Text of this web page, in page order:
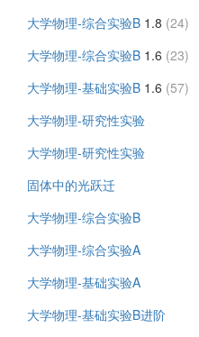
大学物理-综合实验B 1.8 (24)
大学物理-综合实验B 1.6 (23)
大学物理-基础实验B 1.6 (57)
大学物理-研究性实验
大学物理-研究性实验
固体中的光跃迁
大学物理-综合实验B
大学物理-综合实验A
大学物理-基础实验A
大学物理-基础实验B进阶